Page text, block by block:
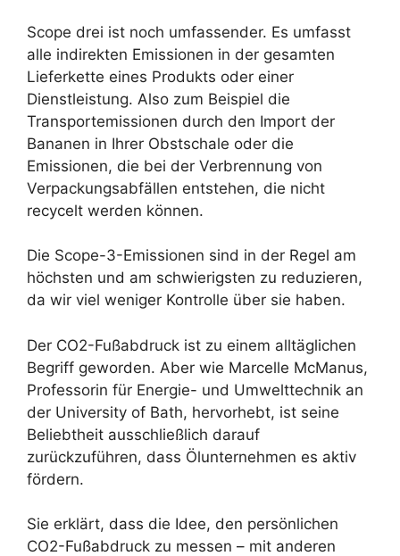
Scope drei ist noch umfassender. Es umfasst
alle indirekten Emissionen in der gesamten
Lieferkette eines Produkts oder einer
Dienstleistung. Also zum Beispiel die
Transportemissionen durch den Import der
Bananen in Ihrer Obstschale oder die
Emissionen, die bei der Verbrennung von
Verpackungsabfällen entstehen, die nicht
recycelt werden können.
Die Scope-3-Emissionen sind in der Regel am
höchsten und am schwierigsten zu reduzieren,
da wir viel weniger Kontrolle über sie haben.
Der CO2-Fußabdruck ist zu einem alltäglichen
Begriff geworden. Aber wie Marcelle McManus,
Professorin für Energie- und Umwelttechnik an
der University of Bath, hervorhebt, ist seine
Beliebtheit ausschließlich darauf
zurückzuführen, dass Ölunternehmen es aktiv
fördern.
Sie erklärt, dass die Idee, den persönlichen
CO2-Fußabdruck zu messen – mit anderen